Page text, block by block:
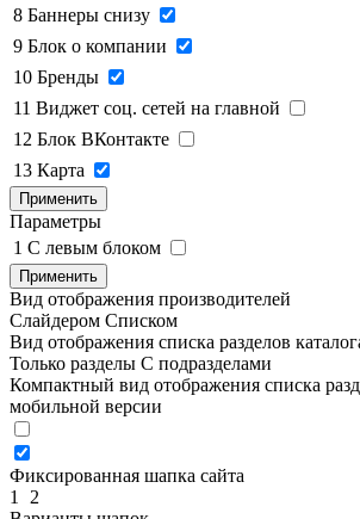
8 Баннеры снизу
9 Блок о компании
10 Бренды
11 Виджет соц. сетей на главной
12 Блок ВКонтакте
13 Карта
Применить
Параметры
1 C левым блоком
Применить
Вид отображения производителей
Слайдером Списком
Вид отображения списка разделов
Только разделы С подразделами
Компактный вид отображения списка
мобильной версии
Фиксированная шапка сайта
1
2